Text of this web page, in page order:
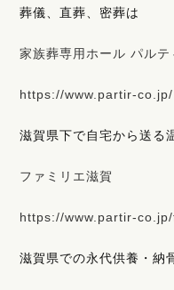
葬儀、直葬、密葬は
家族葬専用ホール パルテ
https://www.partir-co.jp/
滋賀県下で自宅から送る
ファミリエ滋賀
https://www.partir-
滋賀県での永代供養・納